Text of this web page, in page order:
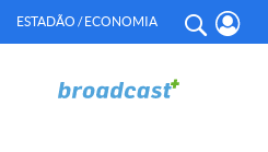
ESTADÃO / ECONOMIA